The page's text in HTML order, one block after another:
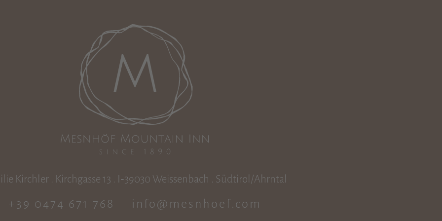
Kirchler . Kirchgasse 13 . I‑39030 Weissenbach . Südtirol/Ahrntal
+39 0474 671 768 info@mesnhoef.com